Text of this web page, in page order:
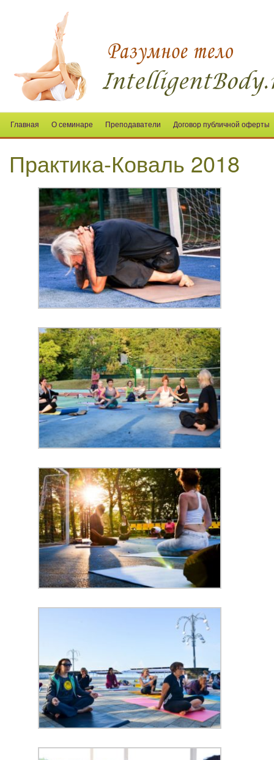
Главная О семинаре Преподаватели Договор публичной оферты
Практика-Коваль 2018